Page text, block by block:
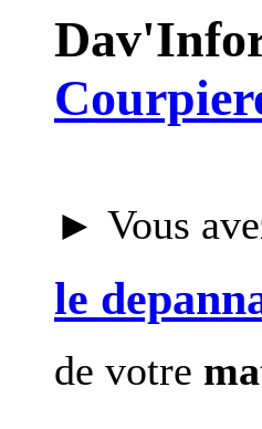
► Vous
le
de votre